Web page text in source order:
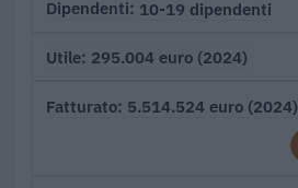
Dipendenti 10-19 dipendenti
Utile 295.004 euro (2024)
Fatturato 5.514.524 euro (2024)